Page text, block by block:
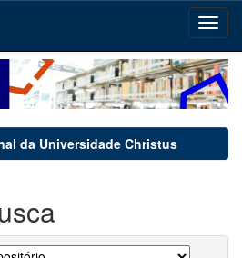
da Universidade Christus